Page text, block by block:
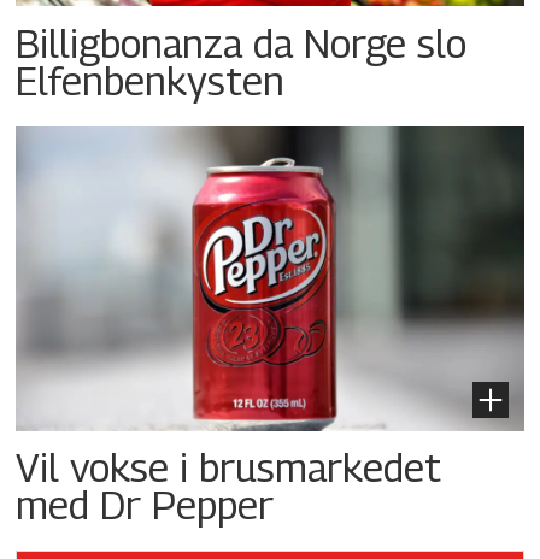
Billigbonanza da Norge slo
Elfenbenkysten
Vil vokse i brusmarkedet
med Dr Pepper